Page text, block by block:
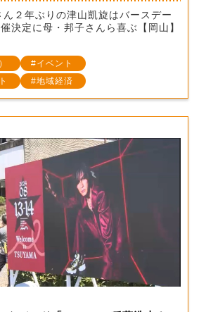
ん２年ぶりの津山凱旋はバースデー
決定に母・邦子さんら喜ぶ【岡山】
イベント
地域経済